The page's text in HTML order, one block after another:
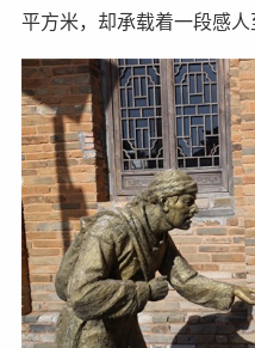
平方米，却承载着一段感人